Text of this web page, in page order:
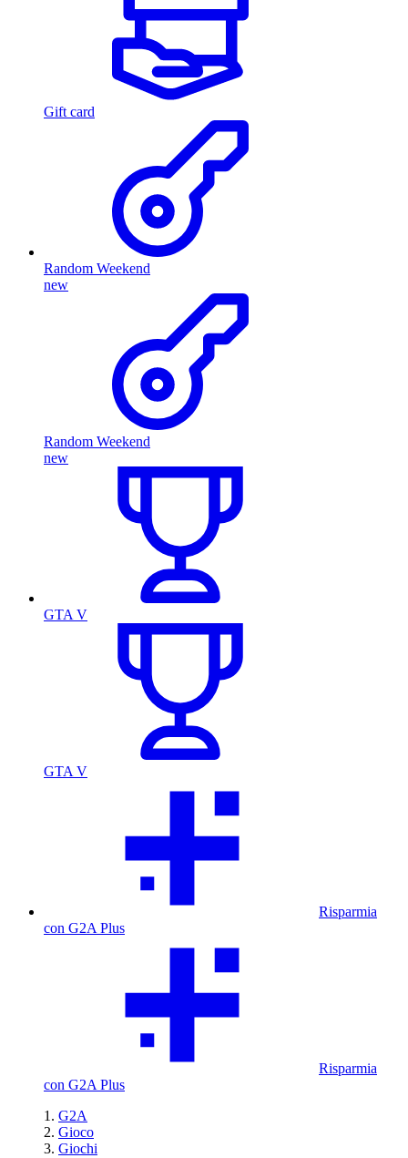
Gift card
Random Weekend
new
Random Weekend
new
GTA V
GTA V
Risparmia
con G2A Plus
Risparmia
con G2A Plus
G2A
Gioco
Giochi